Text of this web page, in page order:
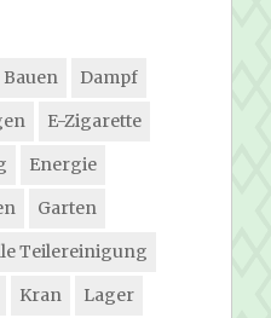
Bauen
Dampf
E-Zigarette
Energie
Garten
Teilereinigung
Kran
Lager